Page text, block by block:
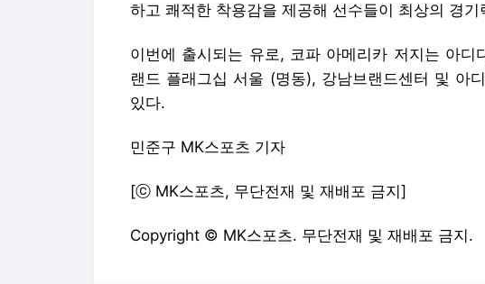
하고 쾌적한 착용감을 제공해 선수들이 최상의 경
이번에 출시되는 유로, 코파 아메리카 저지는 아디
랜드 플래그십 서울 (명동), 강남브랜드센터 및 아
있다.
민준구 MK스포츠 기자
[ⓒ MK스포츠, 무단전재 및 재배포 금지]
Copyright © MK스포츠. 무단전재 및 재배포 금지.